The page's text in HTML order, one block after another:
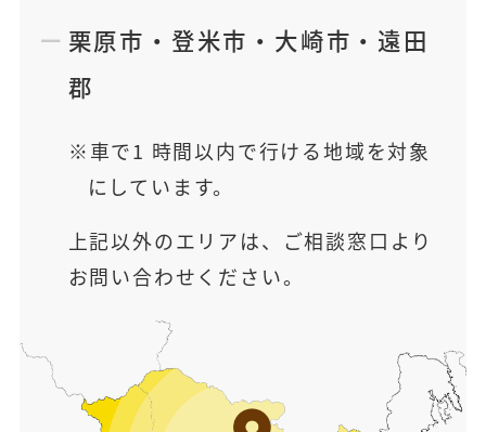
栗原市 ・ 登米市 ・ 大崎市 ・ 遠田
郡
車で1 時間以内で行ける地域を対象
にしています。
上記以外のエリアは、ご相談窓口より
お問い合わせください。